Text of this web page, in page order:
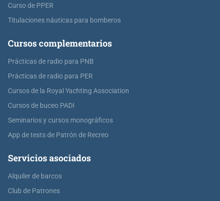
Curso de PPER
Titulaciones náuticas para bomberos
Cursos complementarios
Prácticas de radio para PNB
Prácticas de radio para PER
Cursos de la Royal Yachting Association
Cursos de buceo PADI
Seminarios y cursos monográficos
App de tests de Patrón de Recreo
Servicios asociados
Alquiler de barcos
Club de Patrones